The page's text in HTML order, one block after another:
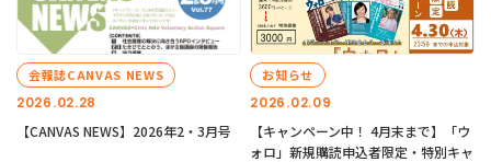
2026.02.28
会報誌CANVAS NEWS
【CANVAS NEWS】2026年2・3月号
2026.02.09
お知らせ
【キャンペーン中！ 4月末まで】「ウ
ォロ」新規購読申込者限定・特別キャ